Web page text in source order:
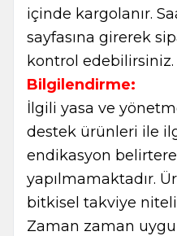
içinde kargolanır.
sayfasına girerek
kontrol edebilirsiniz.
Bilgilendirme:
İlgili yasa ve
destek ürünleri ile
endikasyon
yapılmamaktadır.
bitkisel takviye
Zaman zaman